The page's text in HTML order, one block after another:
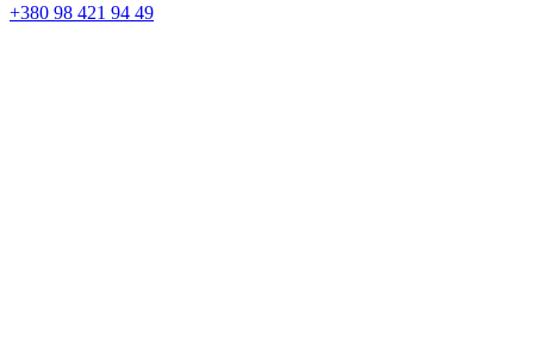
+380 98 421 94 49